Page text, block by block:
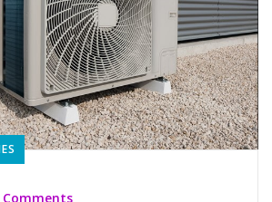
Comments